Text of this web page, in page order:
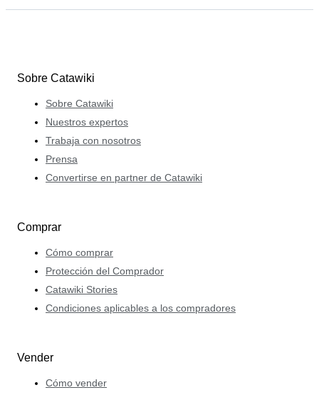
Sobre Catawiki
Sobre Catawiki
Nuestros expertos
Trabaja con nosotros
Prensa
Convertirse en partner de Catawiki
Comprar
Cómo comprar
Protección del Comprador
Catawiki Stories
Condiciones aplicables a los compradores
Vender
Cómo vender